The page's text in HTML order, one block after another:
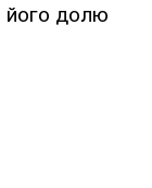
його долю